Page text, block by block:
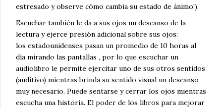
estresado y observe cómo cambia su estado de ánimo!).
Escuchar también le da a sus ojos un descanso de la
lectura y ejerce presión adicional sobre sus ojos:
los estadounidenses pasan un promedio de 10 horas al
día mirando las pantallas , por lo que escuchar un
audiolibro le permite ejercitar uno de sus otros sentidos
(auditivo) mientras brinda su sentido visual un descanso
muy necesario. Puede sentarse y cerrar los ojos mientras
escucha una historia. El poder de los libros para mejorar